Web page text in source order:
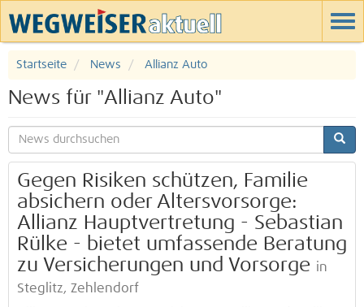
Startseite News Allianz Auto
News für "Allianz Auto"
Gegen Risiken schützen, Familie
absichern oder Altersvorsorge:
Allianz Hauptvertretung - Sebastian
Rülke - bietet umfassende Beratung
zu Versicherungen und Vorsorge in
Steglitz, Zehlendorf